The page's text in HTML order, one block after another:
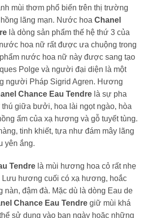
mùi thơm phổ biến trên thị trường
lãng mạn. Nước hoa Chanel
là dòng sản phẩm thế hệ thứ 3 của
hoa nữ rất được ưa chuộng trong
nước hoa nữ này được sang tạo
Polge và người đại diện là một
người Pháp Sigrid Agren. Hương
Chance Eau Tendre là sự pha
giữa bưởi, hoa lài ngọt ngào, hòa
ấm của xạ hương và gỗ tuyết tùng.
tinh khiết, tựa như đám mây lãng
yên ắng.
Tendre là mùi hương hoa cỏ rất nhẹ
Lưu hương cuối có xạ hương, hoắc
nàn, đậm đà. Mặc dù là dòng Eau de
Chance Eau Tendre giữ mùi khá
sử dụng vào ban ngày hoặc những